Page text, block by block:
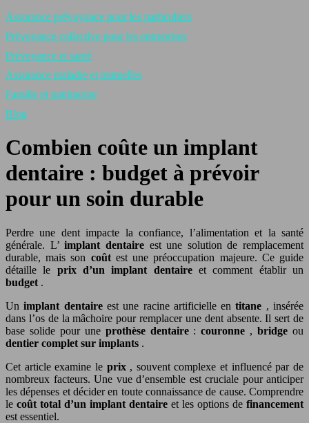
Assurance prévoyance pour les particuliers
Prévoyance collective pour les entreprises
Prévoyance et santé
Assurance maladie et mutuelles
Famille et patrimoine
Blog
Combien coûte un implant
dentaire : budget à prévoir
pour un soin durable
Perdre une dent impacte la confiance, l’alimentation et la santé
générale. L’implant dentaire est une solution de remplacement
durable, mais son coût est une préoccupation majeure. Ce guide
détaille le prix d’un implant dentaireet comment établir un
budget .
Unimplant dentaire est une racine artificielle entitane , insérée
dans l’os de la mâchoire pour remplacer une dent absente. Il sert de
base solide pour une prothèse dentaire :couronne ,bridgeou
dentier complet sur implants .
Cet article examine le prix , souvent complexe et influencé par de
nombreux facteurs. Une vue d’ensemble est cruciale pour anticiper
les dépenses et décider en toute connaissance de cause. Comprendre
le coût total d’un implant dentaire et les options de financement
est essentiel.